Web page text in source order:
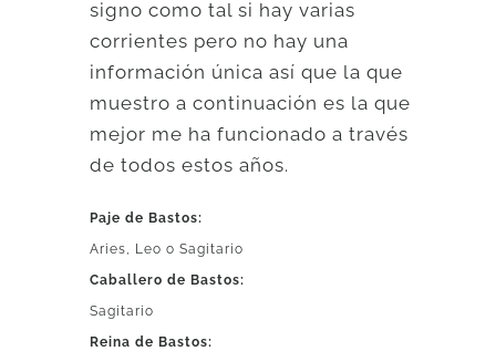
signo como tal si hay varias
corrientes pero no hay una
información única así que la que
muestro a continuación es la que
mejor me ha funcionado a través
de todos estos años.
Paje de Bastos:
Aries, Leo o Sagitario
Caballero de Bastos:
Sagitario
Reina de Bastos: